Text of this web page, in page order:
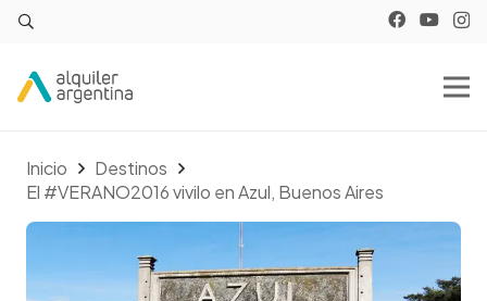
Inicio
Destinos
El #VERANO2016 vivilo en Azul, Buenos Aires